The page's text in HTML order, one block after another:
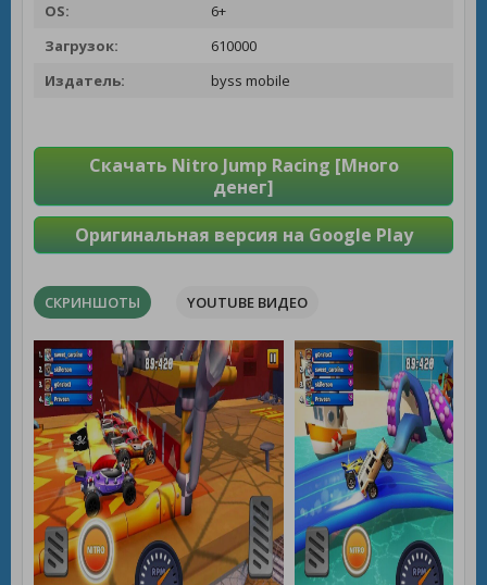
OS:
6+
Загрузок:
610000
Издатель:
byss mobile
Скачать Nitro Jump Racing [Много
денег]
Оригинальная версия на Google Play
СКРИНШОТЫ YOUTUBE ВИДЕО